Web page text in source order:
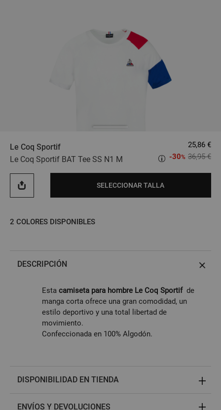
Le Coq Sportif
Le Coq Sportif BAT Tee SS N1 M
25,86 €
36,95 €
-30%
SELECCIONAR TALLA
2 COLORES DISPONIBLES
DESCRIPCIÓN
Esta camiseta para hombre Le Coq Sportif de
manga corta ofrece una gran comodidad, un
estilo deportivo y una total libertad de
movimiento.
Confeccionada en 100% Algodón.
DISPONIBILIDAD EN TIENDA
ENVÍOS Y DEVOLUCIONES